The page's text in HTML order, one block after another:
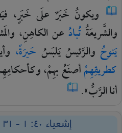
ويكونُ خَبَرٌ علَى خَبَرٍ،
والشَّريعَةُتُبادُعنالكاهِنِ،
يَنوحُ والرَّئيسُيَلبَسُ حَيرَةً،
كطريقِهِمْأصنَعُبهِمْ،
أناالرَّبُّ».
إشعياء ٤٠: ١ - ٣١